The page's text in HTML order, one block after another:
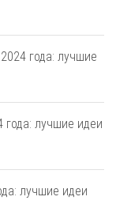
года: лучшие
года: лучшие идеи
лучшие идеи